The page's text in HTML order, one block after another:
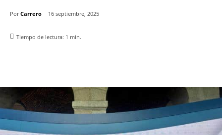
Por Carrero 16 septiembre, 2025
Tiempo de lectura: 1 min.